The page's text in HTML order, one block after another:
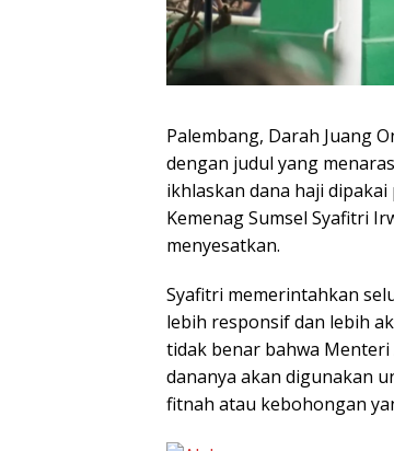
Palembang, Darah Juang
dengan judul yang
ikhlaskan dana haji
Kemenag Sumsel Syafitri
menyesatkan.
Syafitri memerintahkan
lebih responsif dan lebih
tidak benar bahwa
dananya akan digunakan
fitnah atau kebohongan